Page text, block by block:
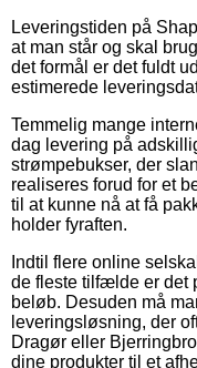
Leveringstiden på
at man står og skal
det formål er det fuldt
estimerede
Temmelig mange
dag levering på
strømpebukser, der
realiseres forud for et
til at kunne nå at få
holder fyraften.
Indtil flere online
de fleste tilfælde er det
beløb. Desuden må
leveringsløsning, der
Dragør eller
dine produkter til et